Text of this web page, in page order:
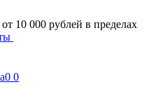
10 000 рублей в пределах
0 0